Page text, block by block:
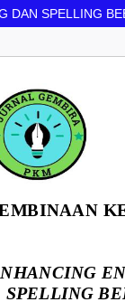
DAN SPELLING